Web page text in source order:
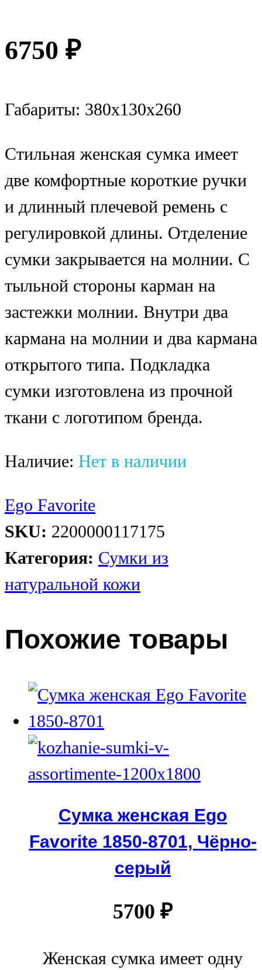
6750 ₽
Габариты: 380х130х260
Стильная женская сумка имеет
две комфортные короткие ручки
и длинный плечевой ремень с
регулировкой длины. Отделение
сумки закрывается на молнии. С
тыльной стороны карман на
застежки молнии. Внутри два
кармана на молнии и два кармана
открытого типа. Подкладка
сумки изготовлена из прочной
ткани с логотипом бренда.
Наличие: Нет в наличии
Ego Favorite
SKU: 2200000117175
Категория: Сумки из
натуральной кожи
Похожие товары
Сумка женская Ego
Favorite 1850-8701, Чёрно-
серый
5700 ₽
Женская сумка имеет одну